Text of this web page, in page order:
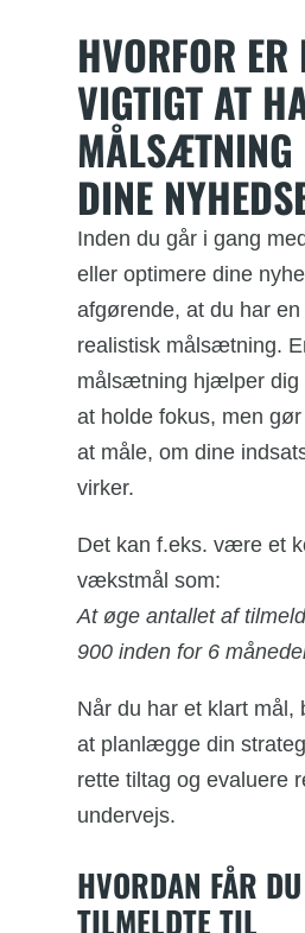
HVORFOR ER
VIGTIGT AT
MÅLSÆTNING
DINE
Inden du går i gang
eller optimere dine
afgørende, at du har en
realistisk målsætning.
målsætning hjælper dig
at holde fokus, men
at måle, om dine
virker.
Det kan f.eks. være et
vækstmål som:
At øge antallet af
900 inden for 6
Når du har et klart mål,
at planlægge din
rette tiltag og evaluere
undervejs.
HVORDAN FÅR
TILMELDTE TIL